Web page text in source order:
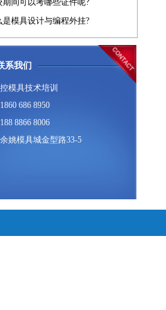
期间可以考哪些证件呢?
是模具设计与编程外挂?
系我们
模具技术培训
686 8950
8866 8006
姚模具城金型路33-5